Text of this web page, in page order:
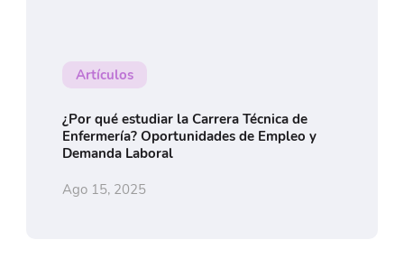
Artículos
¿Por qué estudiar la Carrera Técnica de
Enfermería? Oportunidades de Empleo y
Demanda Laboral
Ago 15, 2025